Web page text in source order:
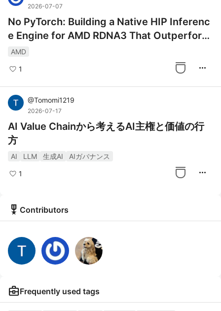
2026-07-07
No PyTorch: Building a Native HIP Inferenc
e Engine for AMD RDNA3 That Outperform
s llama.cpp
AMD
1 more_horiz
@Tomomi1219
2026-07-17
AI Value Chainから考えるAI主権と価値の行
方
AI LLM 生成AI AIガバナンス
1 more_horiz
military_tech Contributors
business_centerFrequently used tags